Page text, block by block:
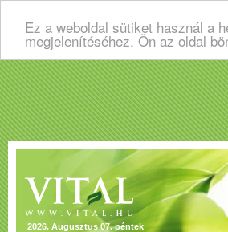
Ez a weboldal sütiket használ a
megjelenítéséhez. Ön az oldal
2026. Augusztus 07. péntek